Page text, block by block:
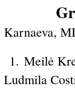
Karnaeva,
1. Meilė
Ludmila